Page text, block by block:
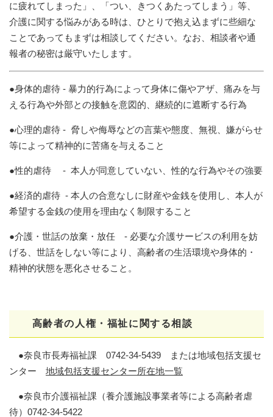
に疲れてしまった」、「つい、きつくあたってしまう」等、
介護に関する悩みがある時は、ひとりで抱え込まずに些細な
ことであってもまずは相談してください。なお、相談者や通
報者の秘密は厳守いたします。
●身体的虐待 - 暴力的行為によって身体に傷やアザ、痛みを与
える行為や外部との接触を意図的、継続的に遮断する行為
●心理的虐待 - 脅しや侮辱などの言葉や態度、無視、嫌がらせ
等によって精神的に苦痛を与えること
●性的虐待 - 本人が同意していない、性的な行為やその強要
●経済的虐待 - 本人の合意なしに財産や金銭を使用し、本人が
希望する金銭の使用を理由なく制限すること
●介護・世話の放棄・放任 - 必要な介護サービスの利用を妨
げる、世話をしない等により、高齢者の生活環境や身体的・
精神的状態を悪化させること。
高齢者の人権・福祉に関する相談
●奈良市長寿福祉課 0742-34-5439 または地域包括支援セ
ンター 地域包括支援センター所在地一覧
●奈良市介護福祉課（養介護施設事業者等による高齢者虐
待）0742-34-5422